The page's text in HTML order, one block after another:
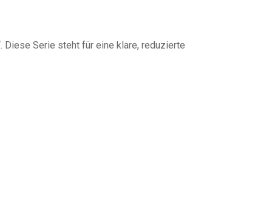
Diese Serie steht für eine klare, reduzierte